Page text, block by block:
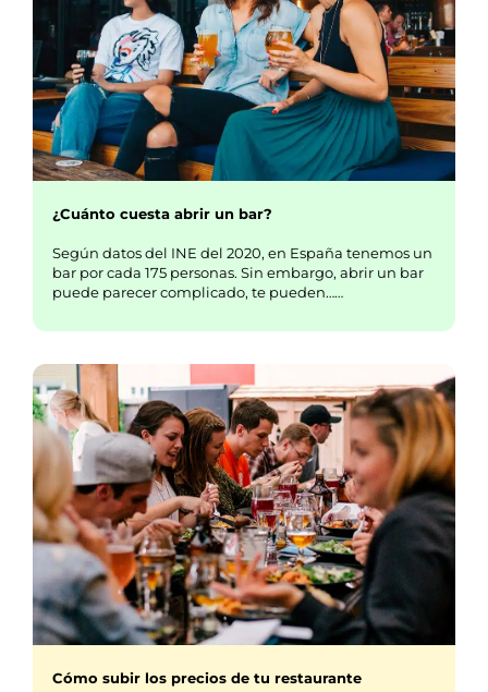
¿Cuánto cuesta abrir un bar?
Según datos del INE del 2020, en España tenemos un
bar por cada 175 personas. Sin embargo, abrir un bar
puede parecer complicado, te pueden……
Cómo subir los precios de tu restaurante